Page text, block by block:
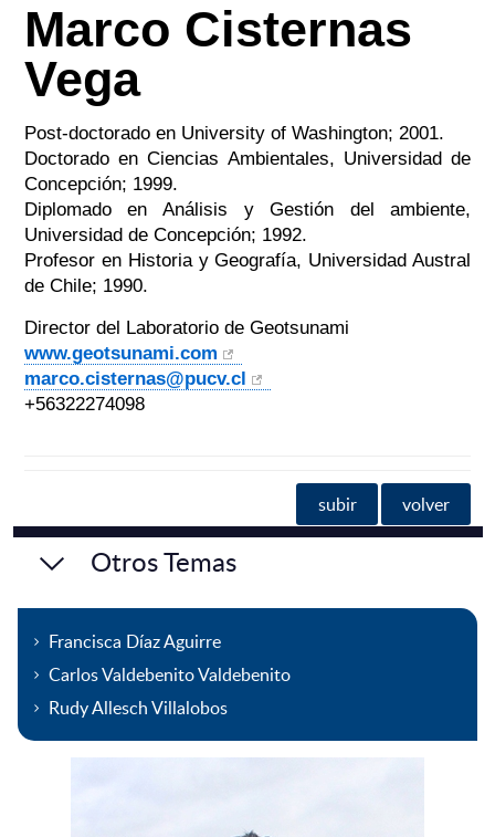
Marco Cisternas
Vega
Post-doctorado en University of Washington; 2001.
Doctorado en Ciencias Ambientales, Universidad de
Concepción; 1999.
Diplomado en Análisis y Gestión del ambiente,
Universidad de Concepción; 1992.
Profesor en Historia y Geografía, Universidad Austral
de Chile; 1990.
Director del Laboratorio de Geotsunami
www.geotsunami.com
marco.cisternas@pucv.cl
+56322274098
subir volver
Otros Temas
Francisca Díaz Aguirre
Carlos Valdebenito Valdebenito
Rudy Allesch Villalobos